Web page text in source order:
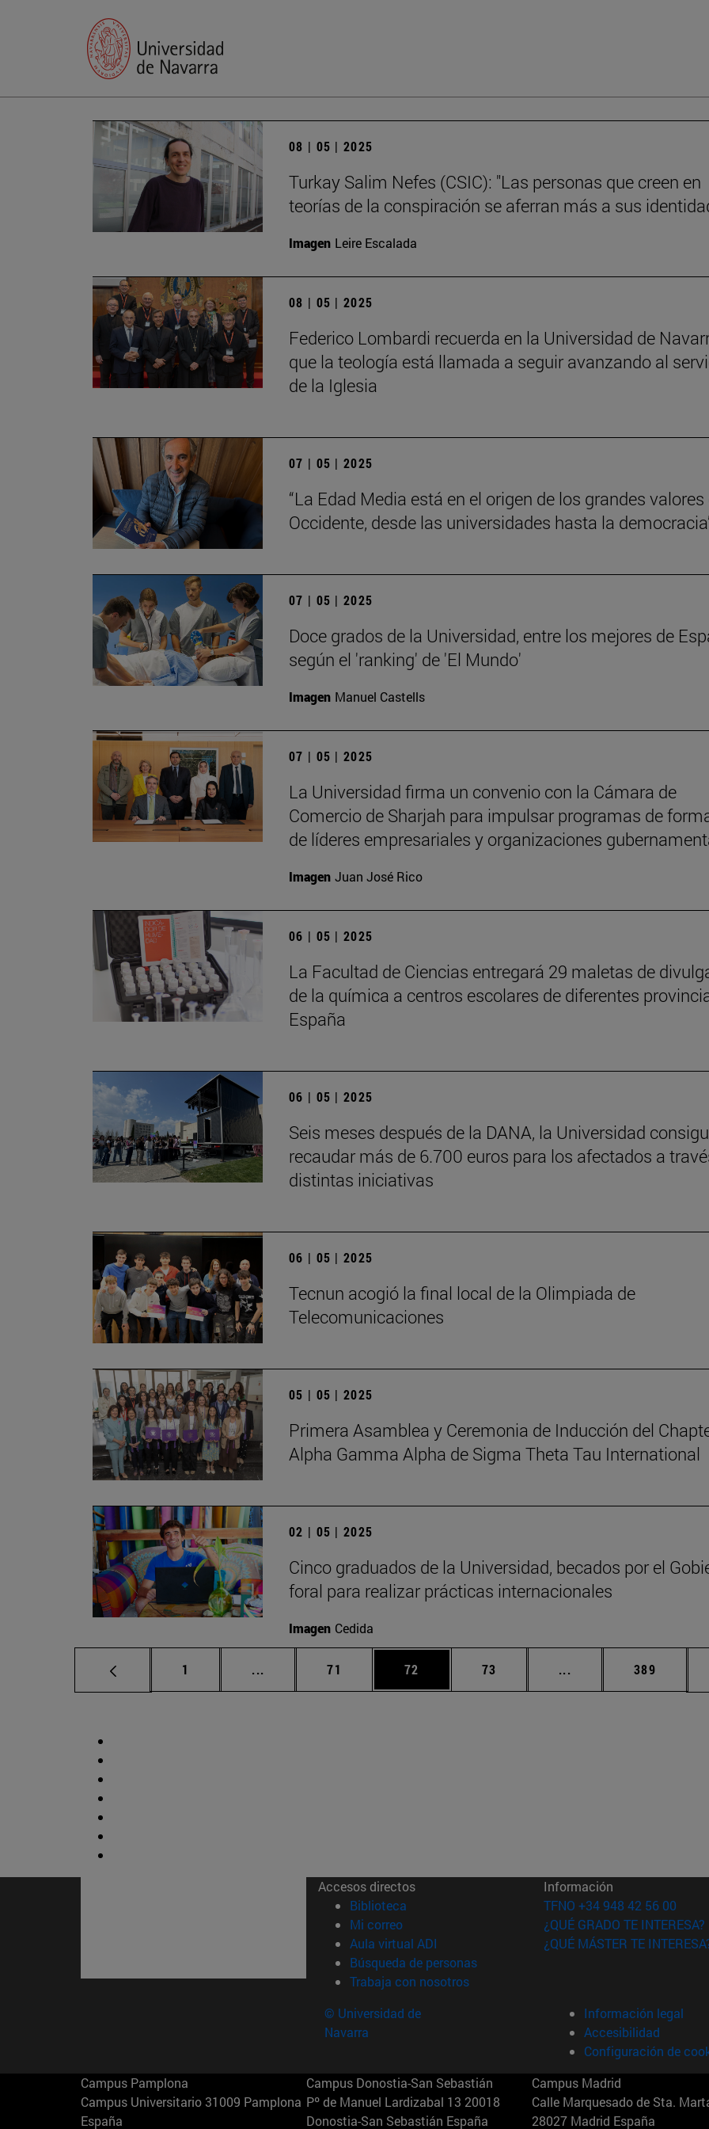
08 | 05 | 2025
Turkay Salim Nefes (CSIC): "Las personas que creen en
teorías de la conspiración se aferran más a sus
Imagen Leire Escalada
08 | 05 | 2025
Federico Lombardi recuerda en la Universidad de
que la teología está llamada a seguir avanzando al
de la Iglesia
07 | 05 | 2025
“La Edad Media está en el origen de los grandes valores
Occidente, desde las universidades hasta la
07 | 05 | 2025
Doce grados de la Universidad, entre los mejores de
según el 'ranking' de 'El Mundo'
Imagen Manuel Castells
07 | 05 | 2025
La Universidad firma un convenio con la Cámara de
Comercio de Sharjah para impulsar programas de
de líderes empresariales y organizaciones
Imagen Juan José Rico
06 | 05 | 2025
La Facultad de Ciencias entregará 29 maletas de
de la química a centros escolares de diferentes
España
06 | 05 | 2025
Seis meses después de la DANA, la Universidad
recaudar más de 6.700 euros para los afectados a
distintas iniciativas
06 | 05 | 2025
­Tecnun acogió la final local de la Olimpiada de
Telecomunicaciones
05 | 05 | 2025
Primera Asamblea y Ceremonia de Inducción del
Alpha Gamma Alpha de Sigma Theta Tau International
02 | 05 | 2025
Cinco graduados de la Universidad, becados por el
foral para realizar prácticas internacionales
Imagen Cedida
Página
1 ... Páginas intermedias Use TAB para desplazarse.
Página
71 Página
72 Página
73 ... Páginas intermedias
Página
389
Accesos directos
Biblioteca (abre en nueva ventana)
Mi correo(abre en nueva ventana)
Aula virtual ADI (abre en nueva ventana)
Búsqueda de personas(abre en nueva ventana)
Trabaja con nosotros(abre en nueva ventana)
Información
TFNO +34 948 42 56 00
¿QUÉ GRADO TE INTERESA?
¿QUÉ MÁSTER TE
© Universidad de
Navarra
Información legal
Accesibilidad
Configuración de
Campus Pamplona
Campus Universitario 31009 Pamplona
España
Campus Donostia-San Sebastián
Pº de Manuel Lardizabal 13 20018
Donostia-San Sebastián España
Campus Madrid
Calle Marquesado de Sta.
28027 Madrid España